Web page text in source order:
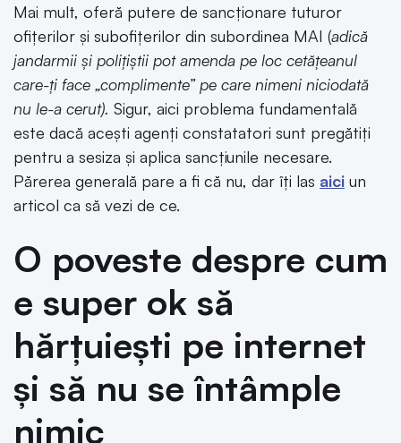
Mai mult, oferă putere de sancționare tuturor
ofițerilor și subofițerilor din subordinea MAI (adică
jandarmii și polițiștii pot amenda pe loc cetățeanul
care-ți face „complimente” pe care nimeni niciodată
nu le-a cerut). Sigur, aici problema fundamentală
este dacă acești agenți constatatori sunt pregătiți
pentru a sesiza și aplica sancțiunile necesare.
Părerea generală pare a fi că nu, dar îți las aici un
articol ca să vezi de ce.
O poveste despre cum
e super ok să
hărțuiești pe internet
și să nu se întâmple
nimic